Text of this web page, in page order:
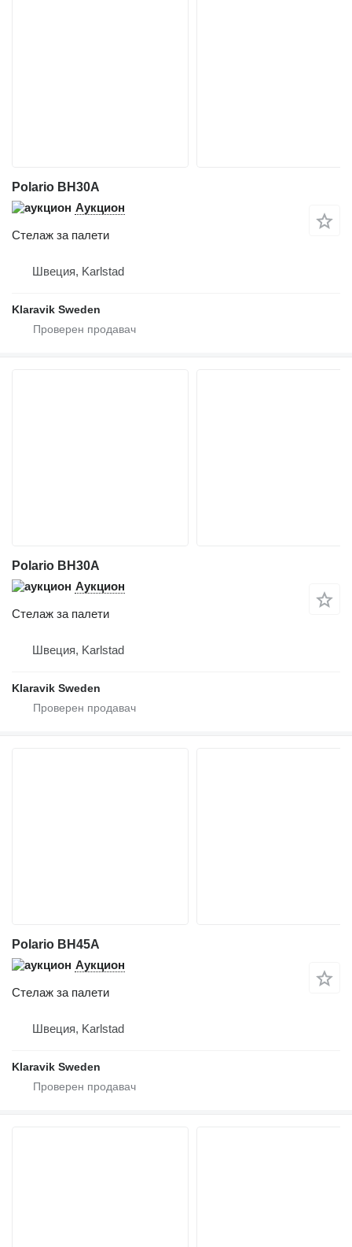
Polario BH30A
Аукцион
Стелаж за палети
Швеция, Karlstad
Klaravik Sweden
Polario BH30A
Аукцион
Стелаж за палети
Швеция, Karlstad
Klaravik Sweden
Polario BH45A
Аукцион
Стелаж за палети
Швеция, Karlstad
Klaravik Sweden